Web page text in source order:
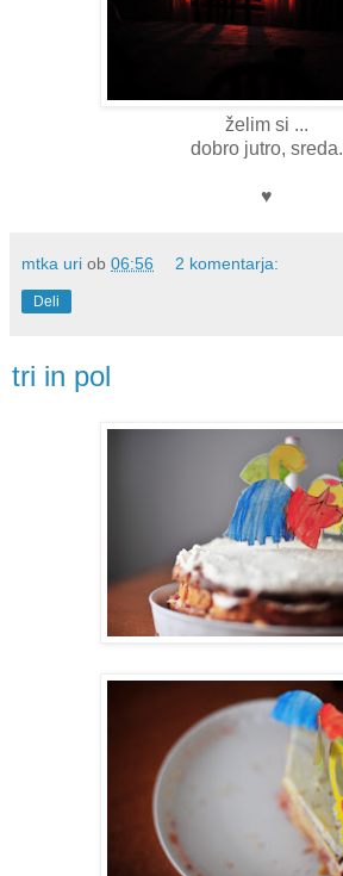
želim si ...
dobro jutro, sreda.
♥
mtka uri ob 06:56 2 komentarja:
Deli
tri in pol